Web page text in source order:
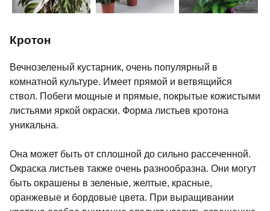
Кротон
Вечнозеленый кустарник, очень популярный в
комнатной культуре. Имеет прямой и ветвящийся
ствол. Побеги мощные и прямые, покрытые кожистыми
листьями яркой окраски. Форма листьев кротона
уникальна.
Она может быть от сплошной до сильно рассеченной.
Окраска листьев также очень разнообразна. Они могут
быть окрашены в зеленые, желтые, красные,
оранжевые и бордовые цвета. При выращивании